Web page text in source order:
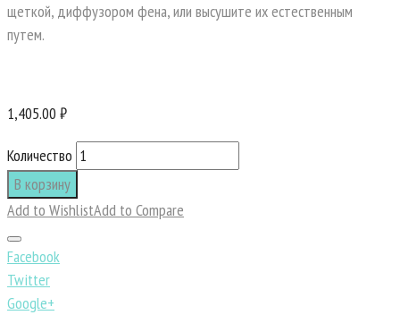
щеткой, диффузором фена, или высушите их естественным
путем.
1,405.00 ₽
Количество
В корзину
Add to WishlistAdd to Compare
Facebook
Twitter
Google+